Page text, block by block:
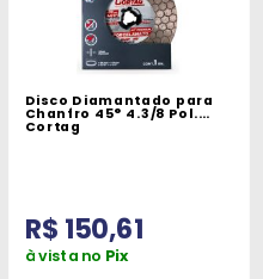
Disco Diamantado para
Chanfro 45° 4.3/8 Pol.
Cortag
R$ 150,61
à vista no Pix